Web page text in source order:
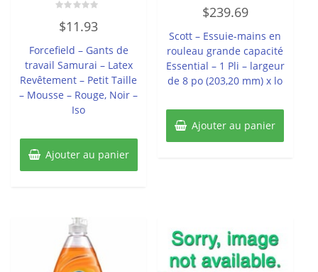
0
sur
$11.93
Forcefield – Gants de
travail Samurai – Latex
Revêtement – Petit Taille
– Mousse – Rouge, Noir –
Iso
Ajouter au panier
0
sur
$239.69
Scott – Essuie-mains en
rouleau grande capacité
Essential – 1 Pli – largeur
de 8 po (203,20 mm) x lo
Ajouter au panier